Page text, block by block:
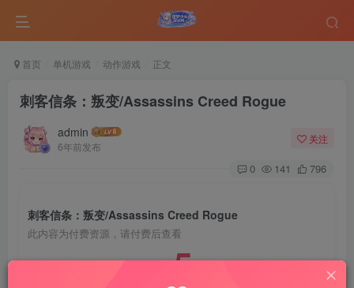
首页 单机游戏 动作游戏 正文
刺客信条：叛变/Assassins Creed Rogue
admin
6年前发布
关注
0 141 796
刺客信条：叛变/Assassins Creed Rogue
此内容为付费资源，请付费后查看
5